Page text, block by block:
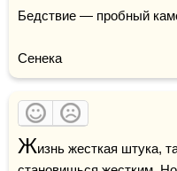
Бедствие — пробный
Сенека
Жизнь жесткая штука,